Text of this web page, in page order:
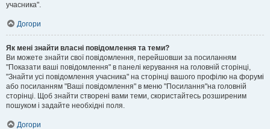
учасника".
Догори
Як мені знайти власні повідомлення та теми?
Ви можете знайти свої повідомлення, перейшовши за посиланням
"Показати ваші повідомлення" в панелі керування на головній сторінці,
"Знайти усі повідомлення учасника" на сторінці вашого профілю на форумі
або посиланням "Ваші повідомлення" в меню "Посилання"на головній
сторінці. Щоб знайти створені вами теми, скористайтесь розширеним
пошуком і задайте необхідні поля.
Догори